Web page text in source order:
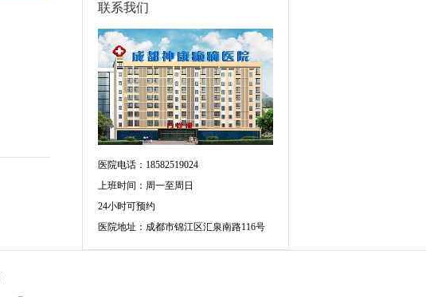
联系我们
医院电话：18582519024
上班时间：周一至周日
24小时可预约
医院地址：成都市锦江区汇泉南路116号